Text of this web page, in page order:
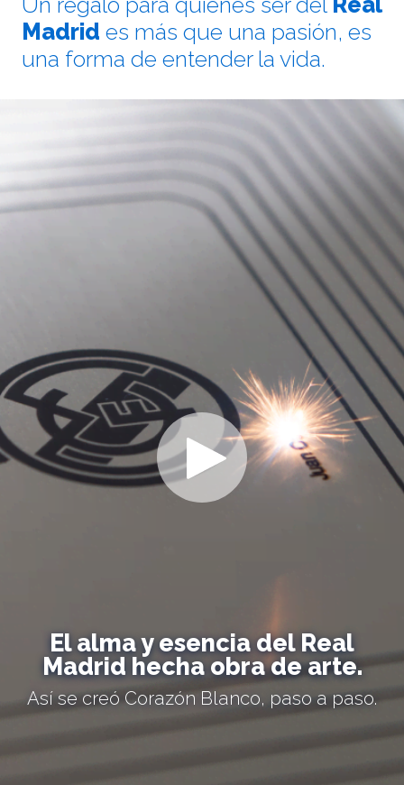
Madrid es más que una pasión, es
una forma de entender la vida.
El alma y esencia del Real
Madrid hecha obra de arte.
Así se creó Corazón Blanco, paso a paso.